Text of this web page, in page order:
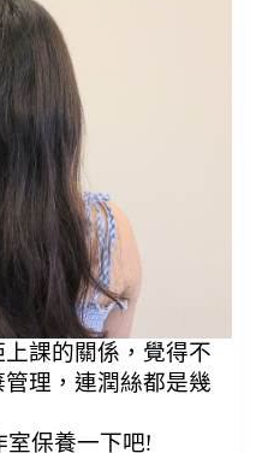
課的關係，覺得不
理，連潤絲都是幾
室保養一下吧!